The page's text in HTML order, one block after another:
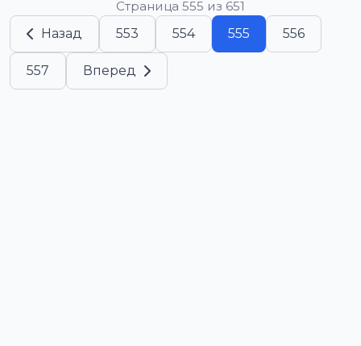
Страница 555 из 651
Назад
553 554 555 556
557 Вперед